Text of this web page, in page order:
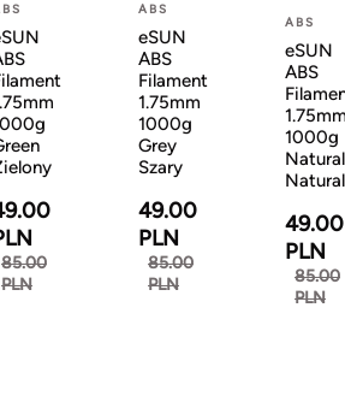
85.00
PLN
ABS
eSUN
ABS
Filament
1.75mm
1000g
Grey
Szary
49.00
PLN
85.00
PLN
ABS
eSUN
ABS
1000g
Natural
49.00
PLN
85.00
PLN